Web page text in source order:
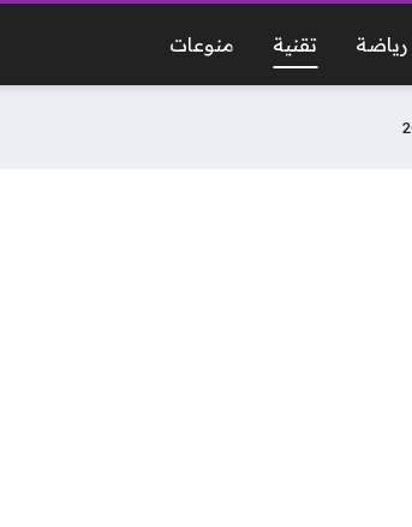
رياضة تقنية منوعات